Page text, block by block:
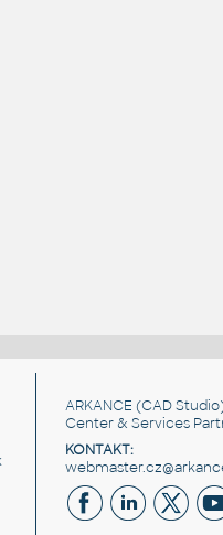
ARKANCE (CAD
Center & Services
KONTAKT: